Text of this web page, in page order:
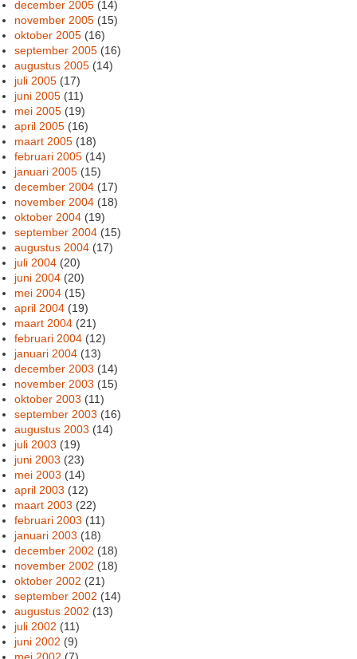
december 2005 (14)
november 2005 (15)
oktober 2005 (16)
september 2005 (16)
augustus 2005 (14)
juli 2005 (17)
juni 2005 (11)
mei 2005 (19)
april 2005 (16)
maart 2005 (18)
februari 2005 (14)
januari 2005 (15)
december 2004 (17)
november 2004 (18)
oktober 2004 (19)
september 2004 (15)
augustus 2004 (17)
juli 2004 (20)
juni 2004 (20)
mei 2004 (15)
april 2004 (19)
maart 2004 (21)
februari 2004 (12)
januari 2004 (13)
december 2003 (14)
november 2003 (15)
oktober 2003 (11)
september 2003 (16)
augustus 2003 (14)
juli 2003 (19)
juni 2003 (23)
mei 2003 (14)
april 2003 (12)
maart 2003 (22)
februari 2003 (11)
januari 2003 (18)
december 2002 (18)
november 2002 (18)
oktober 2002 (21)
september 2002 (14)
augustus 2002 (13)
juli 2002 (11)
juni 2002 (9)
mei 2002 (7)